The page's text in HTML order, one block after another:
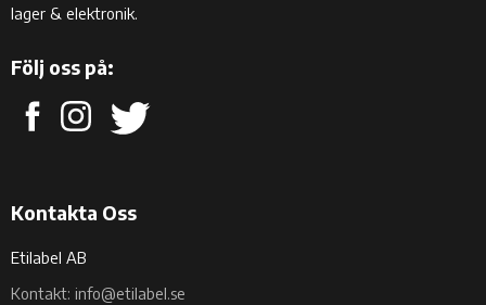
lager & elektronik.
Följ oss på:
Kontakta Oss
Etilabel AB
Kontakt: info@etilabel.se